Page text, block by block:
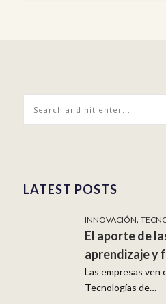
LATEST POSTS
INNOVACIÓN,
El aporte de
aprendizaje y
Las empresas ven
Tecnologías de…